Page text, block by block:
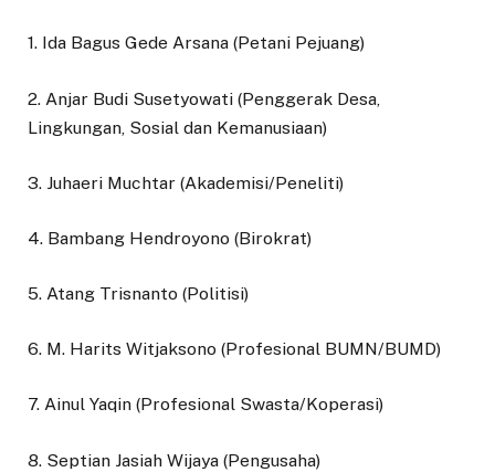
1. Ida Bagus Gede Arsana (Petani Pejuang)
2. Anjar Budi Susetyowati (Penggerak Desa,
Lingkungan, Sosial dan Kemanusiaan)
3. Juhaeri Muchtar (Akademisi/Peneliti)
4. Bambang Hendroyono (Birokrat)
5. Atang Trisnanto (Politisi)
6. M. Harits Witjaksono (Profesional BUMN/BUMD)
7. Ainul Yaqin (Profesional Swasta/Koperasi)
8. Septian Jasiah Wijaya (Pengusaha)